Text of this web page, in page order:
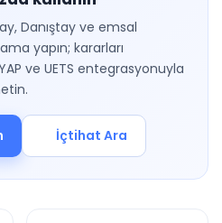
Danıştay ve emsal
yapın; kararları
ve UETS entegrasyonuyla
İçtihat Ara